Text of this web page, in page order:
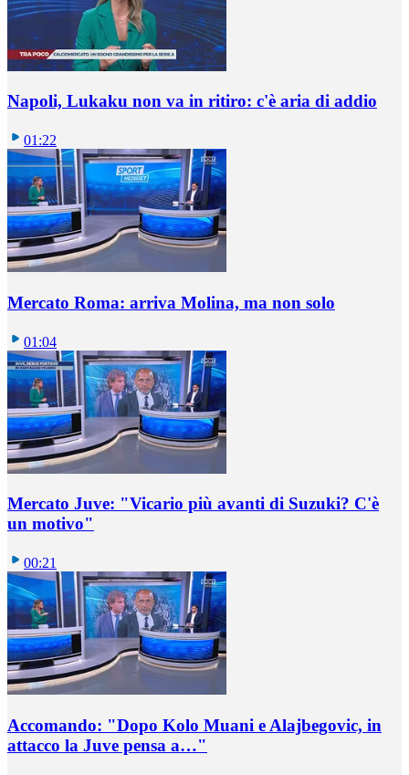
Napoli, Lukaku non va in ritiro: c'è aria di addio
01:22
Mercato Roma: arriva Molina, ma non solo
01:04
Mercato Juve: "Vicario più avanti di Suzuki? C'è
un motivo"
00:21
Accomando: "Dopo Kolo Muani e Alajbegovic, in
attacco la Juve pensa a…"